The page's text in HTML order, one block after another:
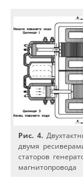
Рис. 4.
двумя
статоров
магнитопровода